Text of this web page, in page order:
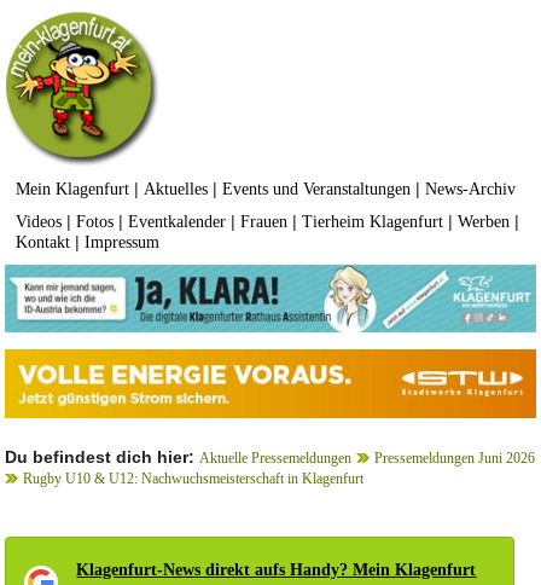
Mein Klagenfurt | Aktuelles |Events und Veranstaltungen |News-Archiv
Videos |Fotos |Eventkalender |Frauen |Tierheim Klagenfurt |Werben |
Kontakt |Impressum
Du befindest dich hier: Aktuelle Pressemeldungen
Pressemeldungen Juni 2026
Rugby U10 & U12: Nachwuchsmeisterschaft in Klagenfurt
Klagenfurt-News direkt aufs Handy? Mein Klagenfurt